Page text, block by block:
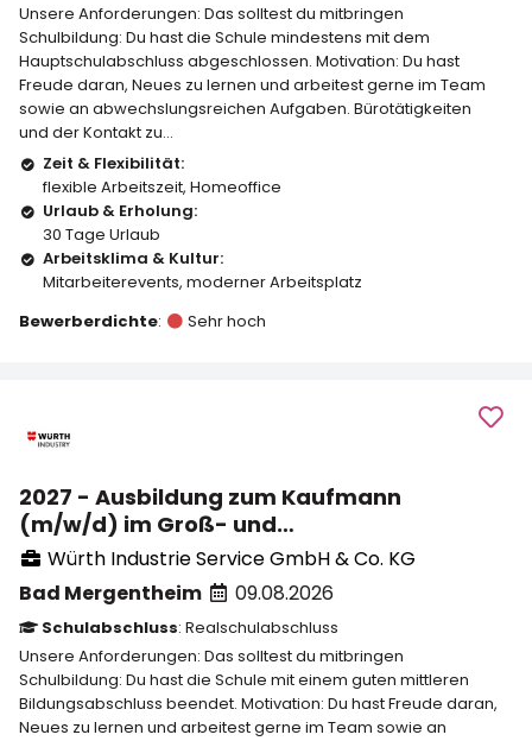
Unsere Anforderungen: Das solltest du mitbringen
Schulbildung: Du hast die Schule mindestens mit dem
Hauptschulabschluss abgeschlossen. Motivation: Du hast
Freude daran, Neues zu lernen und arbeitest gerne im Team
sowie an abwechslungsreichen Aufgaben. Bürotätigkeiten
und der Kontakt zu...
Zeit & Flexibilität:
flexible Arbeitszeit, Homeoffice
Urlaub & Erholung:
30 Tage Urlaub
Arbeitsklima & Kultur:
Mitarbeiterevents, moderner Arbeitsplatz
Bewerberdichte: Sehr hoch
2027 - Ausbildung zum Kaufmann
(m/w/d) im Groß- und
Außenhandelsmanagement
Zusatzqualifikation FH
Würth Industrie Service GmbH & Co. KG
Bad Mergentheim
09.08.2026
Schulabschluss: Realschulabschluss
Unsere Anforderungen: Das solltest du mitbringen
Schulbildung: Du hast die Schule mit einem guten mittleren
Bildungsabschluss beendet. Motivation: Du hast Freude daran,
Neues zu lernen und arbeitest gerne im Team sowie an